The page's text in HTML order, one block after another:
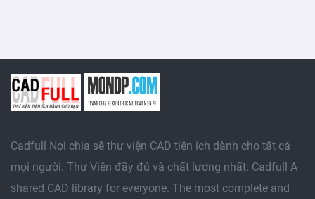
Cadfull Nơi chia sẽ thư viện CAD tiện ích dành cho tất cả
mọi người. Thư Viện đầy đủ và chất lượng nhất. Cadfull A
shared CAD library for everyone. The most complete and